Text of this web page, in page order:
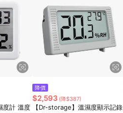
度計 溫度
降價
$2,593 (降$387)
【Dr-storage】溫濕度顯示記錄